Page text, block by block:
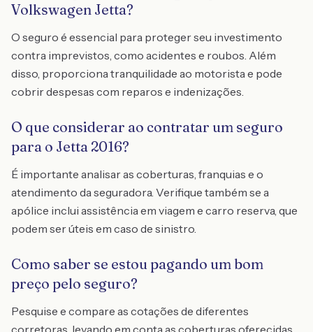
Volkswagen Jetta?
O seguro é essencial para proteger seu investimento
contra imprevistos, como acidentes e roubos. Além
disso, proporciona tranquilidade ao motorista e pode
cobrir despesas com reparos e indenizações.
O que considerar ao contratar um seguro
para o Jetta 2016?
É importante analisar as coberturas, franquias e o
atendimento da seguradora. Verifique também se a
apólice inclui assistência em viagem e carro reserva, que
podem ser úteis em caso de sinistro.
Como saber se estou pagando um bom
preço pelo seguro?
Pesquise e compare as cotações de diferentes
corretoras, levando em conta as coberturas oferecidas.